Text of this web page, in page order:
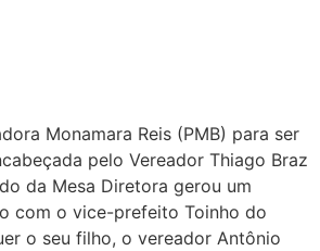
Monamara Reis (PMB) para ser
pelo Vereador Thiago Braz
da Mesa Diretora gerou um
com o vice-prefeito Toinho do
o seu filho, o vereador Antônio